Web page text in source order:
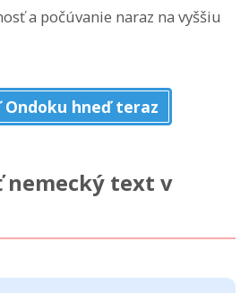
a počúvanie naraz na vyššiu
Ondoku hneď teraz
nemecký text v